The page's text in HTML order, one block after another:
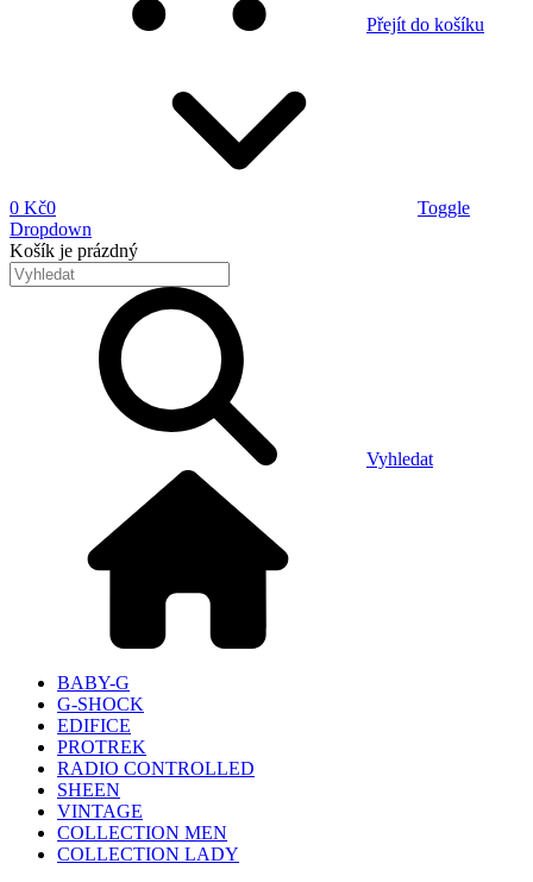
Přejít do košíku
0 Kč0
Toggle
Dropdown
Košík je prázdný
Vyhledat
BABY-G
G-SHOCK
EDIFICE
PROTREK
RADIO CONTROLLED
SHEEN
VINTAGE
COLLECTION MEN
COLLECTION LADY